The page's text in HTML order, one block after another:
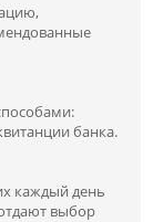
банка.
каждый день
выбор